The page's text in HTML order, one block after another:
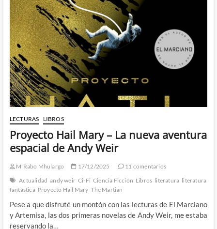
Hell
de
Steven
L.
Peck
y
la
aterradora
inmensidad
del
tiempo
LECTURAS LIBROS
Proyecto Hail Mary – La nueva aventura
espacial de Andy Weir
M'Rabo Mhulargo 17/12/2025
11 comentarios
Actualidad andy weir Ci-Fi Ciencia Ficción Libros literatura literatura
fantástica Proyecto Hail Mary The Martian
Pese a que disfruté un montón con las lecturas de El Marciano
y Artemisa, las dos primeras novelas de Andy Weir, me estaba
reservando la…